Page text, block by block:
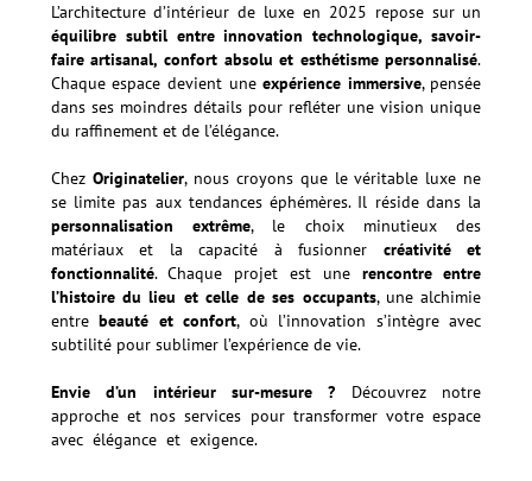
L’architecture d’intérieur de luxe en 2025 repose sur un
équilibre subtil entre innovation technologique, savoir-
faire artisanal, confort absolu et esthétisme personnalisé.
Chaque espace devient uneexpérience immersive, pensée
dans ses moindres détails pour refléter une vision unique
du raffinement et de l’élégance.
Chez Originatelier, nous croyons que le véritable luxe ne
se limite pas aux tendances éphémères. Il réside dans la
personnalisation extrême, le choix minutieux des
matériaux et la capacité à fusionner créativité et
fonctionnalité. Chaque projet est une rencontre entre
l’histoire du lieu et celle de ses occupants, une alchimie
entrebeauté et confort, où l’innovation s’intègre avec
subtilité pour sublimer l’expérience de vie.
Envie d’un intérieur sur-mesure ? Découvrez notre
approche et nos services pour transformer votre espace
avec élégance et exigence.